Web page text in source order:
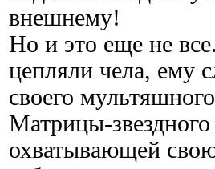
внешнему!
Но и это еще не
цепляли чела, ему
своего
Матрицы-звездного
охватывающей